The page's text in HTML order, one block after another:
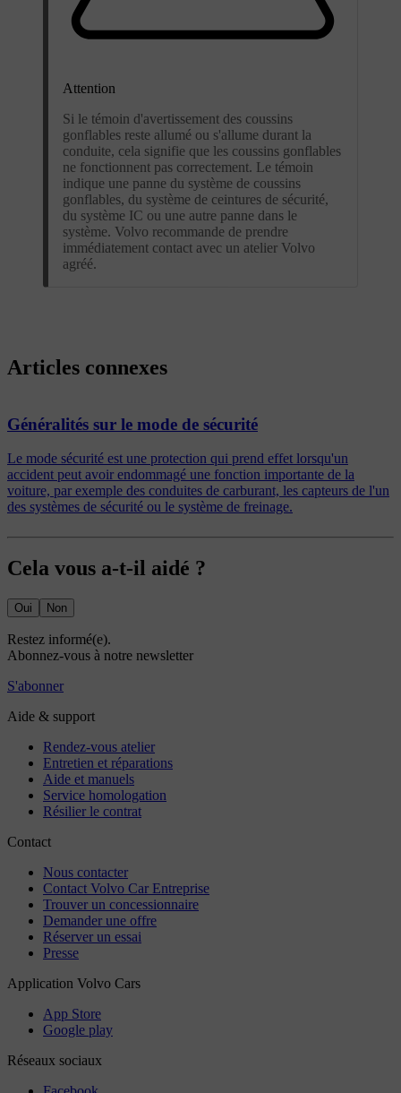
Attention
Si le témoin d'avertissement des coussins
gonflables reste allumé ou s'allume durant la
conduite, cela signifie que les coussins gonflables
ne fonctionnent pas correctement. Le témoin
indique une panne du système de coussins
gonflables, du système de ceintures de sécurité,
du système IC ou une autre panne dans le
système. Volvo recommande de prendre
immédiatement contact avec un atelier Volvo
agréé.
Articles connexes
Généralités sur le mode de sécurité
Le mode sécurité est une protection qui prend effet lorsqu'un
accident peut avoir endommagé une fonction importante de la
voiture, par exemple des conduites de carburant, les capteurs de l'un
des systèmes de sécurité ou le système de freinage.
Cela vous a-t-il aidé ?
Oui Non